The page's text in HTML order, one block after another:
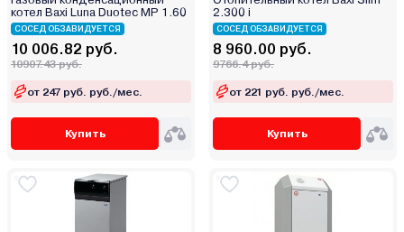
LTEC
METEOR Thermo
Midea
MORA-TOP
Neva
Oasis
Opop
котел Baxi Luna Duotec MP 1.60
СОСЕД ОБЗАВИДУЕТСЯ
10 006.82 руб.
10907.43 руб.
от 247 руб. руб./мес.
Купить
2.300 i
СОСЕД ОБЗАВИДУЕТСЯ
8 960.00 руб.
9766.4 руб.
от 221 руб. руб./мес.
Купить